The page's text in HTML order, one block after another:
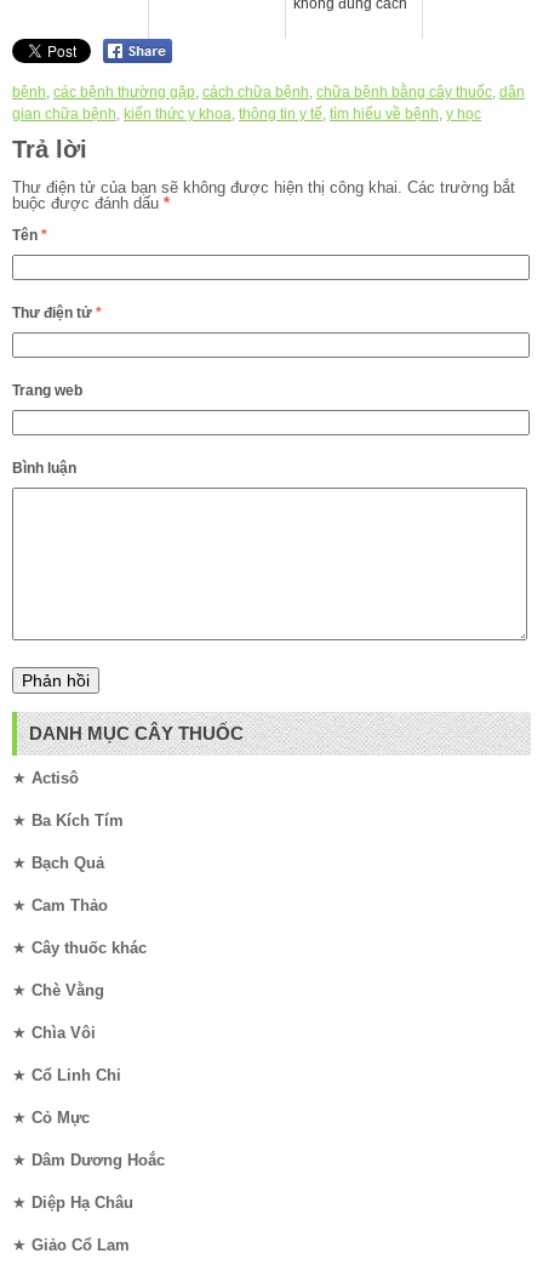
bệnh, các bệnh thường gặp, cách chữa bệnh, chữa bệnh bằng cây thuốc, dân
gian chữa bệnh, kiến thức y khoa, thông tin y tế, tìm hiểu về bệnh, y học
Trả lời
Thư điện tử của bạn sẽ không được hiện thị công khai. Các trường bắt
buộc được đánh dấu *
Tên *
Thư điện tử *
Trang web
Bình luận
DANH MỤC CÂY THUỐC
★ Actisô
★ Ba Kích Tím
★ Bạch Quả
★ Cam Thảo
★ Cây thuốc khác
★ Chè Vằng
★ Chìa Vôi
★ Cổ Linh Chi
★ Cỏ Mực
★ Dâm Dương Hoắc
★ Diệp Hạ Châu
★ Giảo Cổ Lam